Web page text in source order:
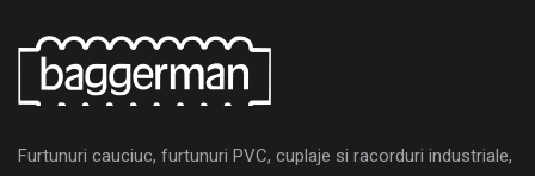
Furtunuri cauciuc, furtunuri PVC, cuplaje si racorduri industriale,